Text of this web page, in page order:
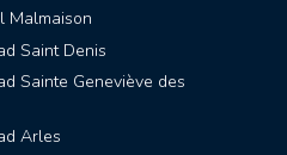
Malmaison
Saint Denis
Sainte Geneviève des
Arles